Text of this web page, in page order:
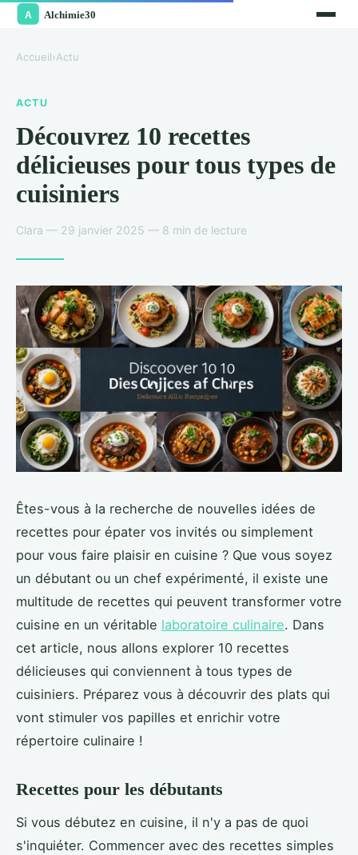
Accueil›Actu
ACTU
Découvrez 10 recettes
délicieuses pour tous types de
cuisiniers
Clara — 29 janvier 2025 — 8 min de lecture
Êtes-vous à la recherche de nouvelles idées de
recettes pour épater vos invités ou simplement
pour vous faire plaisir en cuisine ? Que vous soyez
un débutant ou un chef expérimenté, il existe une
multitude de recettes qui peuvent transformer votre
cuisine en un véritable laboratoire culinaire. Dans
cet article, nous allons explorer 10 recettes
délicieuses qui conviennent à tous types de
cuisiniers. Préparez vous à découvrir des plats qui
vont stimuler vos papilles et enrichir votre
répertoire culinaire !
Recettes pour les débutants
Si vous débutez en cuisine, il n'y a pas de quoi
s'inquiéter. Commencer avec des recettes simples